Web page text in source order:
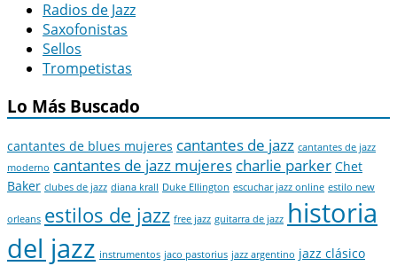
Radios de Jazz
Saxofonistas
Sellos
Trompetistas
Lo Más Buscado
cantantes de blues mujeres cantantes de jazz cantantes de jazz
moderno cantantes de jazz mujeres charlie parker Chet
Baker clubes de jazz diana krall Duke Ellington escuchar jazz online estilo new
orleans estilos de jazz free jazz guitarra de jazz historia
del jazz instrumentos jaco pastorius jazz argentino jazz clásico